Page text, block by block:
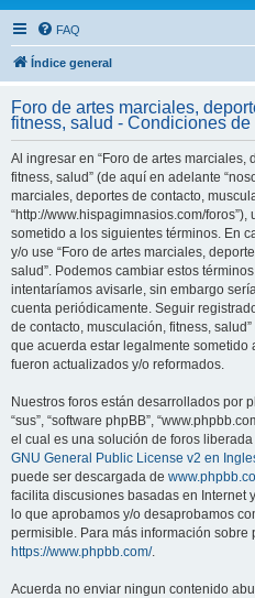
FAQ
Índice general
Foro de artes marciales,
fitness, salud - Condiciones de
Al ingresar en “Foro de artes marciales,
fitness, salud” (de aquí en adelante
marciales, deportes de contacto,
“http://www.hispagimnasios.com/
sometido a los siguientes términos. En
y/o use “Foro de artes marciales,
salud”. Podemos cambiar estos
intentaríamos avisarle, sin embargo
cuenta periódicamente. Seguir
de contacto, musculación, fitness,
que acuerda estar legalmente sometido
fueron actualizados y/o reformados.
Nuestros foros están desarrollados por
“sus”, “software phpBB”,
el cual es una solución de foros liberada
GNU General Public License v2 en
puede ser descargada de
facilita discusiones basadas en Internet
lo que aprobamos y/o desaprobamos
permisible. Para más información sobre
https://www.phpbb.com/.
Acuerda no enviar ningun contenido